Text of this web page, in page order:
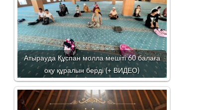
Атырауда Құспан молла мешіті 60 балаға
оқу құралын берді (+ ВИДЕО)